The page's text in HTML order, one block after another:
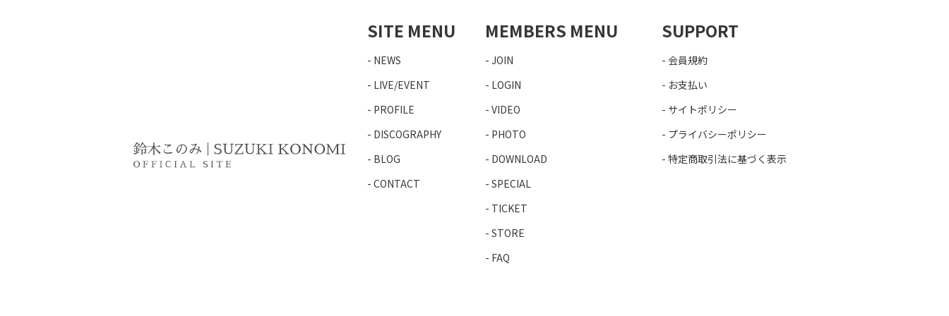
SITE MENU
NEWS
LIVE/EVENT
PROFILE
DISCOGRAPHY
BLOG
CONTACT
MEMBERS MENU
JOIN
LOGIN
VIDEO
PHOTO
DOWNLOAD
SPECIAL
TICKET
STORE
FAQ
SUPPORT
会員規約
お支払い
サイトポリシー
プライバシーポリシー
特定商取引法に基づく表示